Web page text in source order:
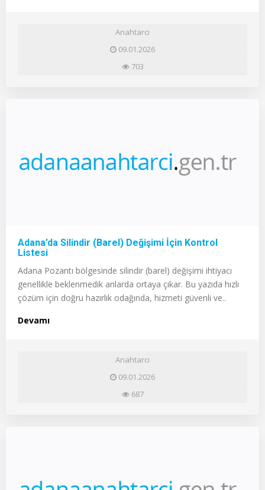
Anahtarcı
09.01.2026
703
Adana’da Silindir (Barel) Değişimi İçin Kontrol
Listesi
Adana Pozantı bölgesinde silindir (barel) değişimi ihtiyacı
genellikle beklenmedik anlarda ortaya çıkar. Bu yazıda hızlı
çözüm için doğru hazırlık odağında, hizmeti güvenli ve..
Devamı
Anahtarcı
09.01.2026
687